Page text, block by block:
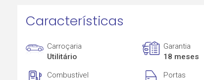
Características
Carroçaria
Utilitário
Garantia
18 meses
Combustível
Portas